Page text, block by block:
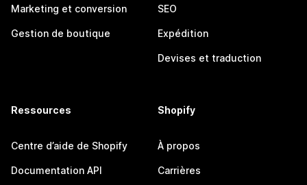
Marketing et conversion
Gestion de boutique
SEO
Expédition
Devises et traduction
Ressources
Centre d’aide de Shopify
Documentation API
Shopify
À propos
Carrières